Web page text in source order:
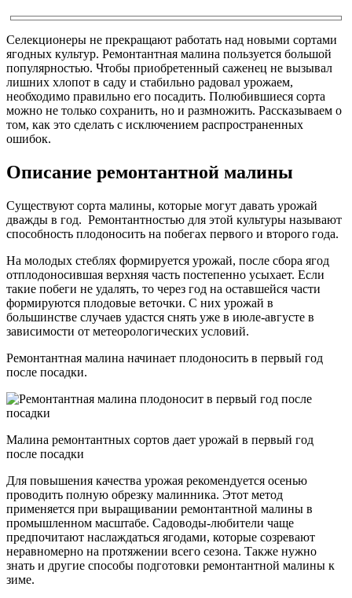
Селекционеры не прекращают работать над новыми сортами
ягодных культур. Ремонтантная малина пользуется большой
популярностью. Чтобы приобретенный саженец не вызывал
лишних хлопот в саду и стабильно радовал урожаем,
необходимо правильно его посадить. Полюбившиеся сорта
можно не только сохранить, но и размножить. Рассказываем о
том, как это сделать с исключением распространенных
ошибок.
Описание ремонтантной малины
Существуют сорта малины, которые могут давать урожай
дважды в год. Ремонтантностью для этой культуры называют
способность плодоносить на побегах первого и второго года.
На молодых стеблях формируется урожай, после сбора ягод
отплодоносившая верхняя часть постепенно усыхает. Если
такие побеги не удалять, то через год на оставшейся части
формируются плодовые веточки. С них урожай в
большинстве случаев удастся снять уже в июле-августе в
зависимости от метеорологических условий.
Ремонтантная малина начинает плодоносить в первый год
после посадки.
Малина ремонтантных сортов дает урожай в первый год
после посадки
Для повышения качества урожая рекомендуется осенью
проводить полную обрезку малинника. Этот метод
применяется при выращивании ремонтантной малины в
промышленном масштабе. Садоводы-любители чаще
предпочитают наслаждаться ягодами, которые созревают
неравномерно на протяжении всего сезона. Также нужно
знать и другие способы подготовки ремонтантной малины к
зиме.